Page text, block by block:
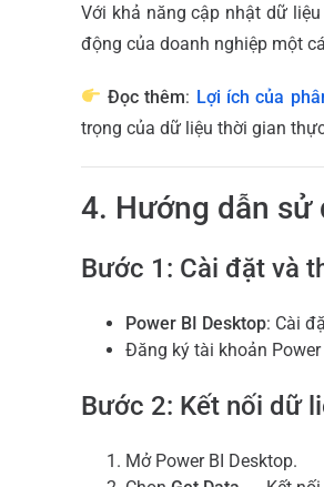
Với khả năng cập nhật dữ
động của doanh nghiệp một
Đọc thêm: Lợi ích của
trọng của dữ liệu thời gian
4. Hướng dẫn sử
Bước 1: Cài đặt và
Power BI Desktop: Cài
Đăng ký tài khoản
Bước 2: Kết nối dữ
Mở Power BI Desktop.